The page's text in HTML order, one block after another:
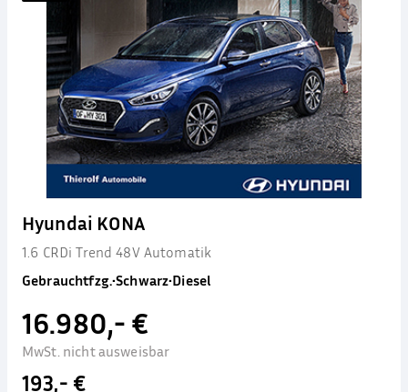
Hyundai KONA
1.6 CRDi Trend 48V Automatik
Gebrauchtfzg.•Schwarz•Diesel
16.980,- €
MwSt. nicht ausweisbar
193,- €